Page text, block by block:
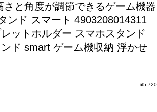
さと角度が調節できるゲーム機器
ンド スマート 4903208014311
ットホルダー スマホスタンド
ド smart ゲーム機収納 浮かせ
¥5,720